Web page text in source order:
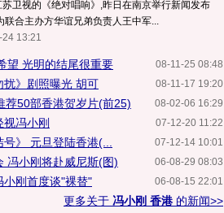
卫视的《绝对唱响》,昨日在南京举行新闻发布
联合主办方华谊兄弟负责人王中军...
13:21
08-11-25 08:48
望 光明的结尾很重要
08-11-17 19:20
扰》剧照曝光 胡可
08-02-06 16:29
荐50部香港贺岁片(前25)
07-12-20 11:22
冯小刚
07-12-14 10:01
》 元旦登陆香港(...
06-08-29 08:03
冯小刚将赴威尼斯(图)
06-08-15 22:01
小刚首度谈"裸替"
更多关于 冯小刚 香港 的新闻>>